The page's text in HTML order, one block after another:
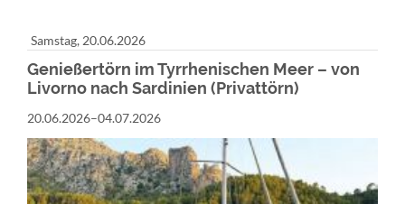
Samstag, 20.06.2026
Genießertörn im Tyrrhenischen Meer – von
Livorno nach Sardinien (Privattörn)
20.06.2026–04.07.2026